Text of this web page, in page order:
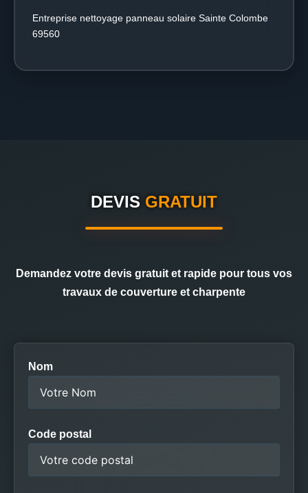
Entreprise nettoyage panneau solaire Sainte Colombe
69560
DEVIS GRATUIT
Demandez votre devis gratuit et rapide pour tous vos
travaux de couverture et charpente
Nom
Code postal